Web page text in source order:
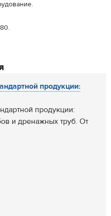
продукции:
продукции:
и дренажных труб. От